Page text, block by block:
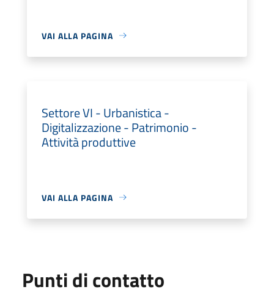
VAI ALLA PAGINA
Settore VI - Urbanistica -
Digitalizzazione - Patrimonio -
Attività produttive
VAI ALLA PAGINA
Punti di contatto